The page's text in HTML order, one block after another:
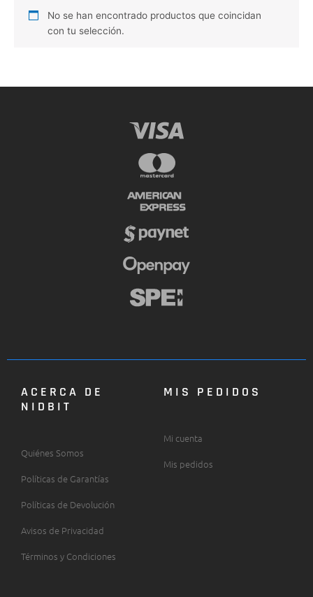
No se han encontrado productos que coincidan
con tu selección.
ACERCA DE
NIDBIT
Quiénes Somos
Políticas de Garantías
Políticas de Devolución
Avisos de Privacidad
Términos y Condiciones
MIS PEDIDOS
Mi cuenta
Mis pedidos